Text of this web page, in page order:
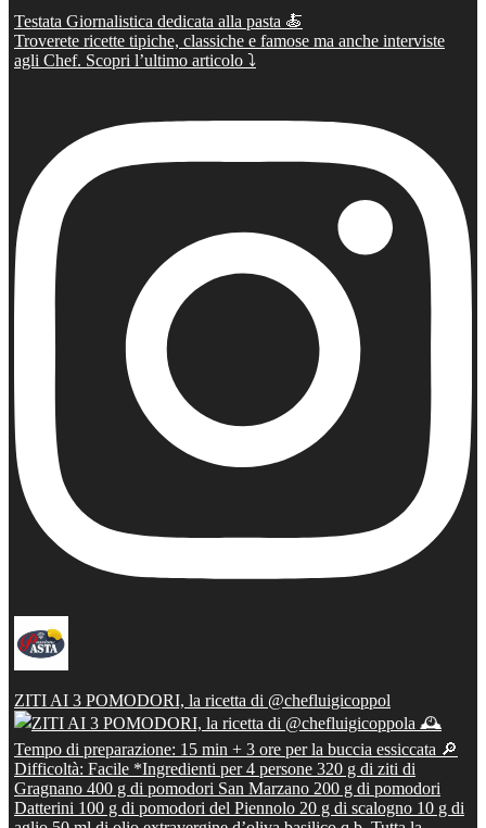
Testata Giornalistica dedicata alla pasta 🍝
Troverete ricette tipiche, classiche e famose ma anche interviste
agli Chef. Scopri l’ultimo articolo ⤵️
ZITI AI 3 POMODORI, la ricetta di @chefluigicoppol